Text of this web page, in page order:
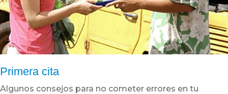
Primera cita
Algunos consejos para no cometer errores en tu